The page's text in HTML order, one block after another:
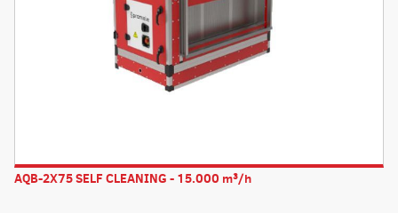
AQB-2X75 SELF CLEANING - 15.000 m³/h